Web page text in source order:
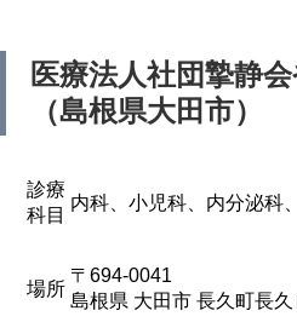
医療法人社団摯静
（島根県大田市）
診療
科目
内科、小児科、内分泌科
場所
〒694-0041
島根県 大田市 長久町長